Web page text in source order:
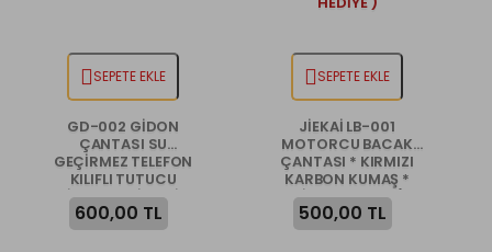
SEPETE EKLE
GD-002 GİDON
ÇANTASI SU
GEÇİRMEZ TELEFON
KILIFLI TUTUCU
ÜNİVERSAL VİTESLİ VE
SCOOTER UYUMLU
600,00 TL
SEPETE EKLE
JİEKAİ LB-001
MOTORCU BACAK
ÇANTASI * KIRMIZI
KARBON KUMAŞ *
SİYAH NAKIŞ * (
ANAHTARLIK HEDİYE )
500,00 TL